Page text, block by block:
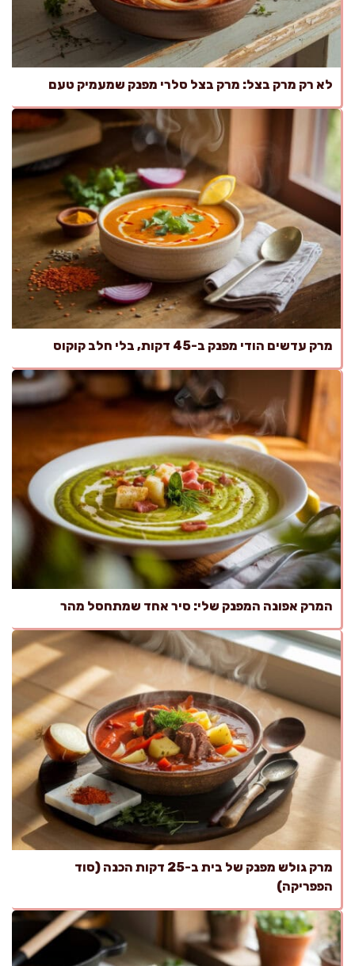
לא רק מרק בצל: מרק בצל סלרי מפנק שמעמיק טעם
מרק עדשים הודי מפנק ב-45 דקות, בלי חלב קוקוס
המרק אפונה המפנק שלי: סיר אחד שמתחסל מהר
מרק גולש מפנק של בית ב-25 דקות הכנה (סוד
הפפריקה)